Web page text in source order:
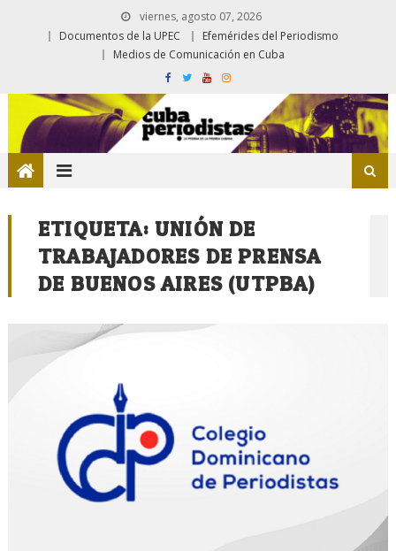
viernes, agosto 07, 2026
Documentos de la UPEC
Efemérides del Periodismo
Medios de Comunicación en Cuba
ETIQUETA: UNIÓN DE
TRABAJADORES DE PRENSA
DE BUENOS AIRES (UTPBA)